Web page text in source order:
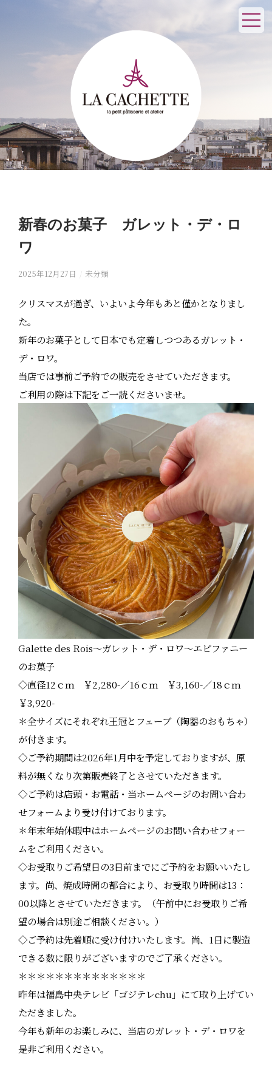
新春のお菓子 ガレット・デ・ロ
ワ
2025年12月27日 未分類
クリスマスが過ぎ、いよいよ今年もあと僅かとなりまし
た。
新年のお菓子として日本でも定着しつつあるガレット・
デ・ロワ。
当店では事前ご予約での販売をさせていただきます。
ご利用の際は下記をご一読くださいませ。
Galette des Rois～ガレット・デ・ロワ～エピファニー
のお菓子
◇直径12ｃｍ ￥2,280-／16ｃｍ ￥3,160-／18ｃｍ
￥3,920-
＊全サイズにそれぞれ王冠とフェーブ（陶器のおもちゃ）
が付きます。
◇ご予約期間は2026年1月中を予定しておりますが、原
料が無くなり次第販売終了とさせていただきます。
◇ご予約は店頭・お電話・当ホームページのお問い合わ
せフォームより受け付けております。
＊年末年始休暇中はホームページのお問い合わせフォー
ムをご利用ください。
◇お受取りご希望日の3日前までにご予約をお願いいたし
ます。尚、焼成時間の都合により、お受取り時間は13：
00以降とさせていただきます。（午前中にお受取りご希
望の場合は別途ご相談ください。）
◇ご予約は先着順に受け付けいたします。尚、1日に製造
できる数に限りがございますのでご了承ください。
＊＊＊＊＊＊＊＊＊＊＊＊＊＊
昨年は福島中央テレビ「ゴジテレchu」にて取り上げてい
ただきました。
今年も新年のお楽しみに、当店のガレット・デ・ロワを
是非ご利用ください。